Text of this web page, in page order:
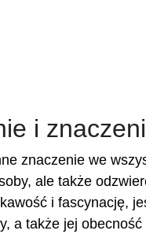
i
znaczenie we
ale także
i fascynację,
a także jej